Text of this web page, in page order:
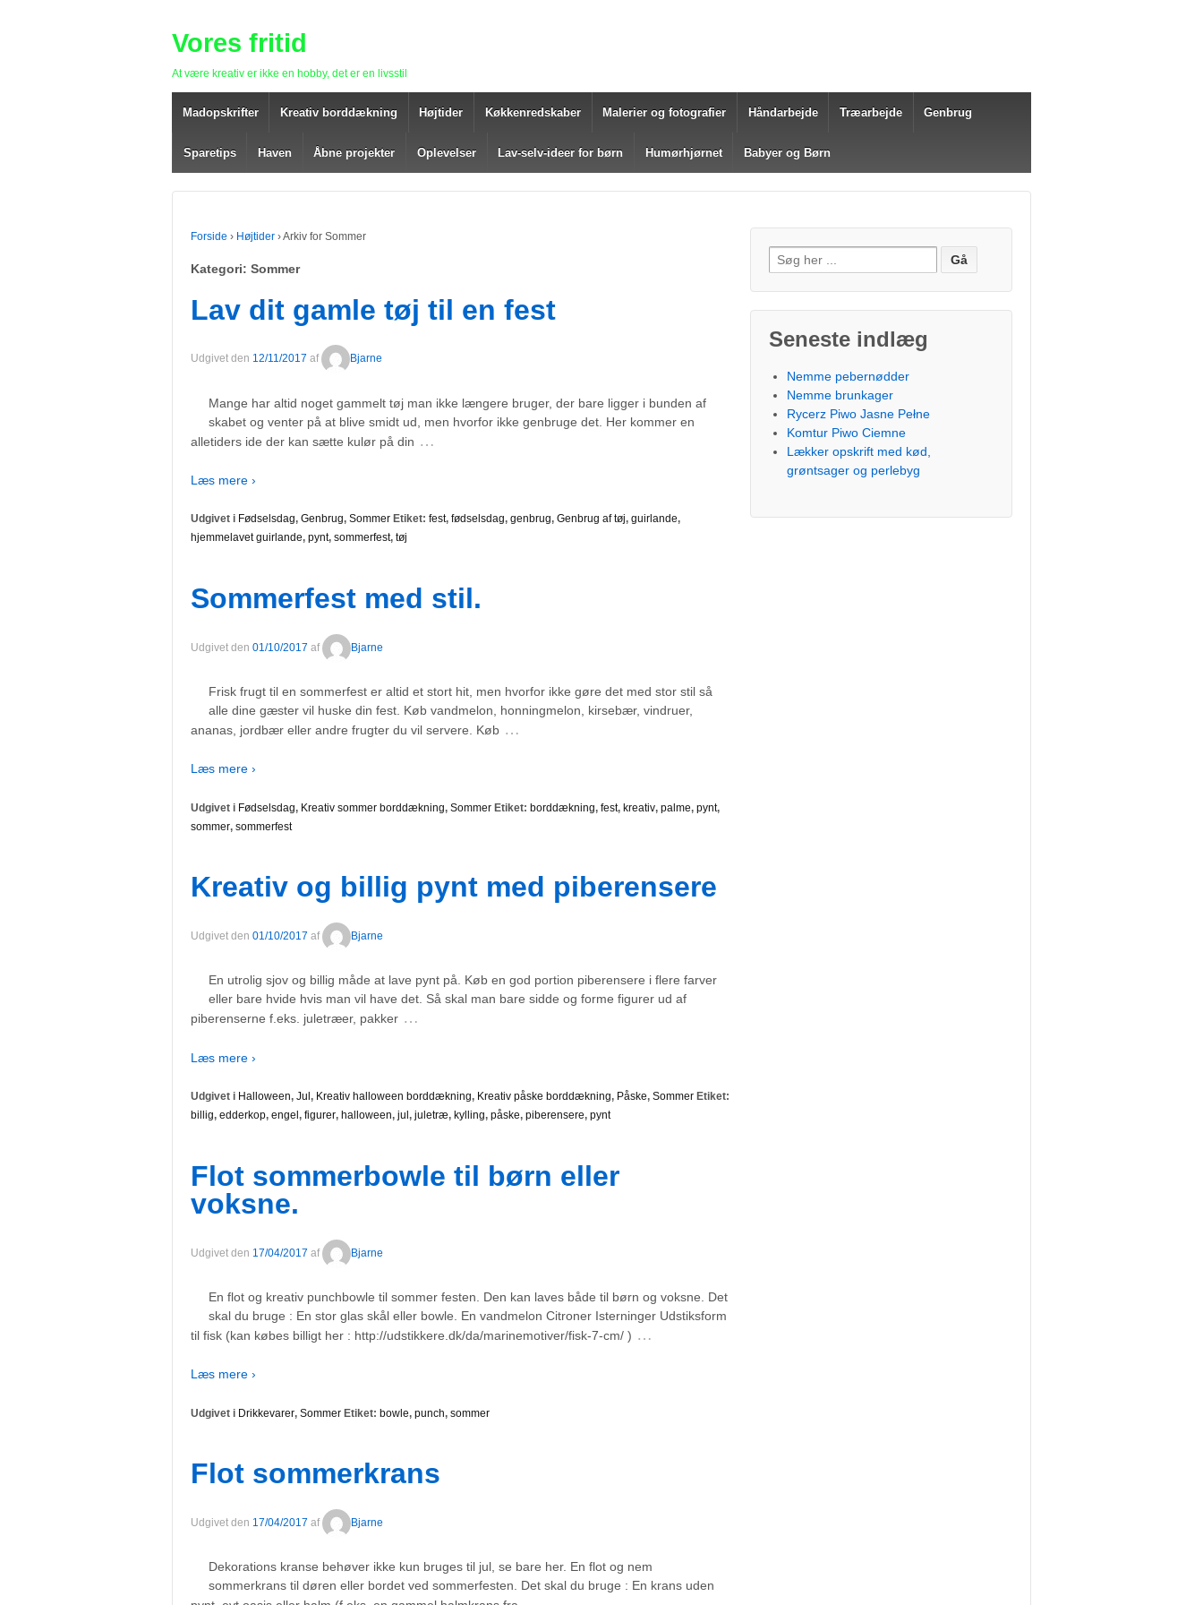
Vores fritid
At være kreativ er ikke en hobby, det er en livsstil
Madopskrifter Kreativ borddækning Højtider Køkkenredskaber Malerier og fotografier Håndarbejde Træarbejde Genbrug
Sparetips Haven Åbne projekter Oplevelser Lav-selv-ideer for børn Humørhjørnet Babyer og Børn
Forside › Højtider ›Arkiv for Sommer
Kategori: Sommer
Lav dit gamle tøj til en fest
Udgivet den 12/11/2017 af Bjarne
Mange har altid noget gammelt tøj man ikke længere bruger, der bare ligger i bunden af
skabet og venter på at blive smidt ud, men hvorfor ikke genbruge det. Her kommer en
alletiders ide der kan sætte kulør på din …
Læs mere ›
Udgivet i Fødselsdag, Genbrug, Sommer Etiket: fest, fødselsdag, genbrug, Genbrug af tøj, guirlande,
hjemmelavet guirlande, pynt, sommerfest, tøj
Sommerfest med stil.
Udgivet den 01/10/2017 af Bjarne
Frisk frugt til en sommerfest er altid et stort hit, men hvorfor ikke gøre det med stor stil så
alle dine gæster vil huske din fest. Køb vandmelon, honningmelon, kirsebær, vindruer,
ananas, jordbær eller andre frugter du vil servere. Køb …
Læs mere ›
Udgivet i Fødselsdag, Kreativ sommer borddækning, Sommer Etiket: borddækning, fest, kreativ, palme, pynt,
sommer, sommerfest
Kreativ og billig pynt med piberensere
Udgivet den 01/10/2017 af Bjarne
En utrolig sjov og billig måde at lave pynt på. Køb en god portion piberensere i flere farver
eller bare hvide hvis man vil have det. Så skal man bare sidde og forme figurer ud af
piberenserne f.eks. juletræer, pakker …
Læs mere ›
Udgivet i Halloween, Jul , Kreativ halloween borddækning, Kreativ påske borddækning, Påske, Sommer Etiket:
billig, edderkop, engel , figurer, halloween, jul , juletræ, kylling, påske, piberensere, pynt
Flot sommerbowle til børn eller
voksne.
Udgivet den 17/04/2017 af Bjarne
En flot og kreativ punchbowle til sommer festen. Den kan laves både til børn og voksne. Det
skal du bruge : En stor glas skål eller bowle. En vandmelon Citroner Isterninger Udstiksform
til fisk (kan købes billigt her : http://udstikkere.dk/da/marinemotiver/fisk-7-cm/ ) …
Læs mere ›
Udgivet i Drikkevarer, Sommer Etiket: bowle, punch, sommer
Flot sommerkrans
Udgivet den 17/04/2017 af Bjarne
Dekorations kranse behøver ikke kun bruges til jul, se bare her. En flot og nem
sommerkrans til døren eller bordet ved sommerfesten. Det skal du bruge : En krans uden
Søg efter:
Seneste indlæg
Nemme pebernødder
Nemme brunkager
Rycerz Piwo Jasne Pełne
Komtur Piwo Ciemne
Lækker opskrift med kød,
grøntsager og perlebyg